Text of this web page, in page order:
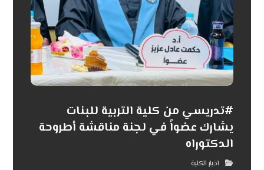
#تدريسي من كلية التربية للبنات
يشارك عضواً في لجنة مناقشة أطروحة
الدكتوراه
اخبار الكلية